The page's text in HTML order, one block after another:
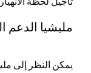
مليشيا الدعم
يمكن النظر إلى